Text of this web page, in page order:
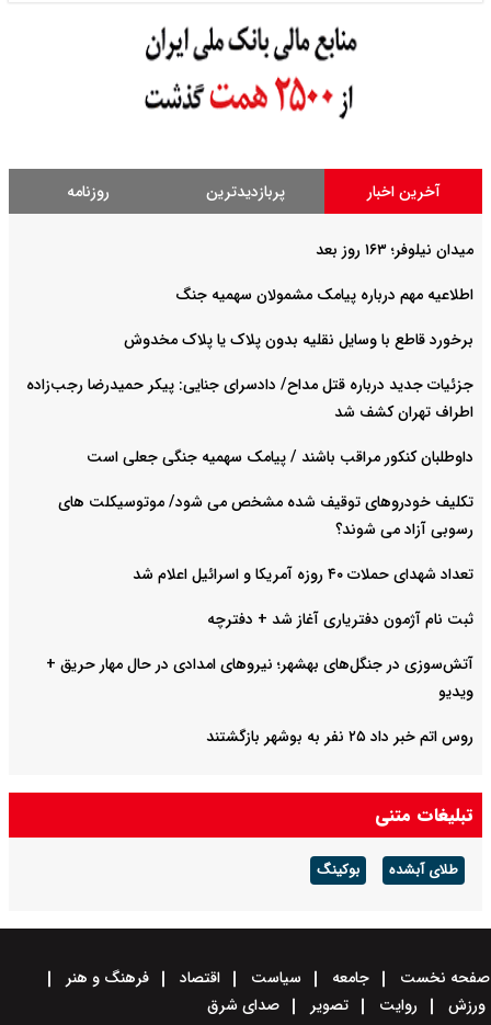
آخرین اخبار پربازدیدترین روزنامه
میدان نیلوفر؛ ۱۶۳ روز بعد
اطلاعیه مهم درباره پیامک مشمولان سهمیه جنگ
برخورد قاطع با وسایل نقلیه بدون پلاک یا پلاک مخدوش
جزئیات جدید درباره قتل مداح/ دادسرای جنایی: پیکر حمیدرضا رجب‌زاده
اطراف تهران کشف شد
داوطلبان کنکور مراقب باشند / پیامک سهمیه جنگی جعلی است
تکلیف خودروهای توقیف شده مشخص می شود/ موتوسیکلت های
رسوبی آزاد می شوند؟
تعداد شهدای حملات ۴۰ روزه آمریکا و اسرائیل اعلام شد
ثبت نام آژمون دفتریاری آغاز شد + دفترچه
آتش‌سوزی در جنگل‌های بهشهر؛ نیرو‌های امدادی در حال مهار حریق +
ویدیو
روس اتم خبر داد ۲۵ نفر به بوشهر بازگشتند
تبلیغات متنی
طلای آبشده بوکینگ
صفحه نخست جامعه سیاست اقتصاد
فرهنگ و هنر
ورزش
روایت تصویر صدای شرق